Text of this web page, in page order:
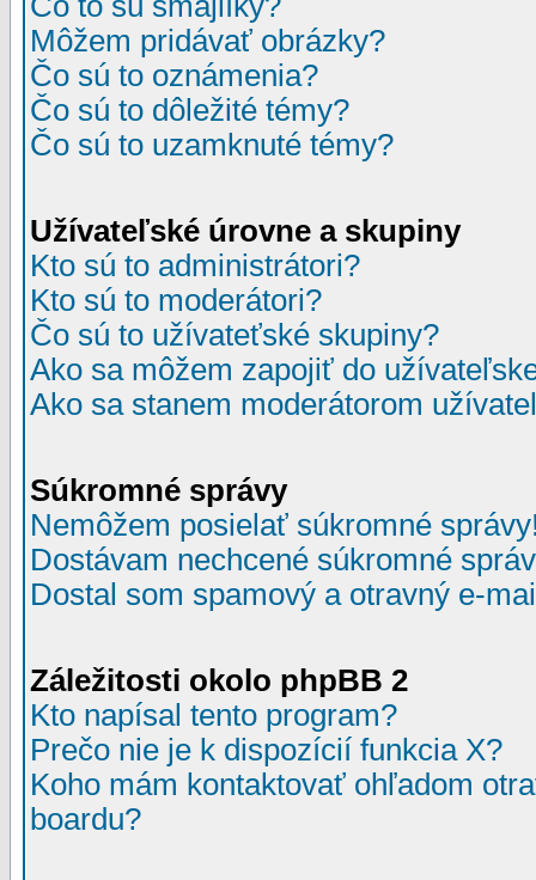
Môžem pridávať obrázky?
Čo sú to oznámenia?
Čo sú to dôležité témy?
Čo sú to uzamknuté témy?
Užívateľské úrovne a skupiny
Kto sú to administrátori?
Kto sú to moderátori?
Čo sú to užívateťské skupiny?
Ako sa môžem zapojiť do
Ako sa stanem moderátorom
Súkromné správy
Nemôžem posielať súkromné
Dostávam nechcené súkromné
Dostal som spamový a otravný e-
Záležitosti okolo phpBB 2
Kto napísal tento program?
Prečo nie je k dispozícií funkcia X?
Koho mám kontaktovať ohľadom
boardu?